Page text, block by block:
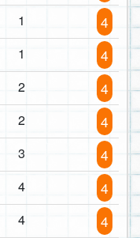
1 4
1 4
2 4
2 4
3 4
4 4
4 4